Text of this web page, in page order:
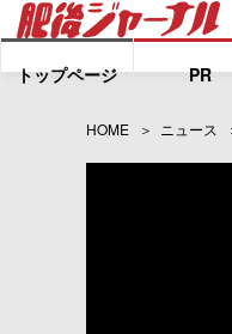
トップページ PR
HOME ニュース